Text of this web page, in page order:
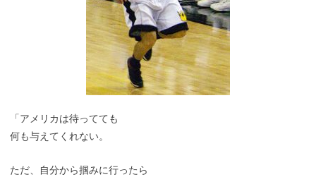
「アメリカは待ってても
何も与えてくれない。
ただ、自分から掴みに行ったら